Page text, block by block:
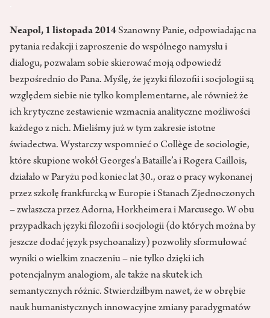
Neapol, 1 listopada 2014Szanowny Panie, odpowiadając na
pytania redakcji i zaproszenie do wspólnego namysłu i
dialogu, pozwalam sobie skierować moją odpowiedź
bezpośrednio do Pana. Myślę, że języki filozofii i socjologii są
względem siebie nie tylko komplementarne, ale również że
ich krytyczne zestawienie wzmacnia analityczne możliwości
każdego z nich. Mieliśmy już w tym zakresie istotne
świadectwa. Wystarczy wspomnieć o Collège de sociologie,
które skupione wokół Georges’a Bataille’a i Rogera Caillois,
działało w Paryżu pod koniec lat 30., oraz o pracy wykonanej
przez szkołę frankfurcką w Europie i Stanach Zjednoczonych
– zwłaszcza przez Adorna, Horkheimera i Marcusego. W obu
przypadkach języki filozofii i socjologii (do których można by
jeszcze dodać język psychoanalizy) pozwoliły sformułować
wyniki o wielkim znaczeniu – nie tylko dzięki ich
potencjalnym analogiom, ale także na skutek ich
semantycznych różnic. Stwierdziłbym nawet, że w obrębie
nauk humanistycznych innowacyjne zmiany paradygmatów